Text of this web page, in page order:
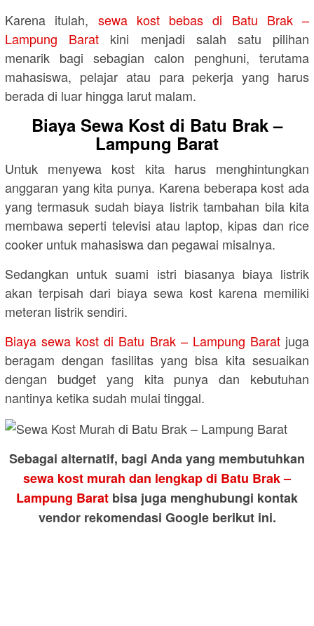
Karena itulah, sewa kost bebas di Batu Brak –
Lampung Barat kini menjadi salah satu pilihan
menarik bagi sebagian calon penghuni, terutama
mahasiswa, pelajar atau para pekerja yang harus
berada di luar hingga larut malam.
Biaya Sewa Kost di Batu Brak –
Lampung Barat
Untuk menyewa kost kita harus menghintungkan
anggaran yang kita punya. Karena beberapa kost ada
yang termasuk sudah biaya listrik tambahan bila kita
membawa seperti televisi atau laptop, kipas dan rice
cooker untuk mahasiswa dan pegawai misalnya.
Sedangkan untuk suami istri biasanya biaya listrik
akan terpisah dari biaya sewa kost karena memiliki
meteran listrik sendiri.
Biaya sewa kost di Batu Brak – Lampung Baratjuga
beragam dengan fasilitas yang bisa kita sesuaikan
dengan budget yang kita punya dan kebutuhan
nantinya ketika sudah mulai tinggal.
Sebagai alternatif, bagi Anda yang membutuhkan
sewa kost murah dan lengkap di Batu Brak –
Lampung Barat bisa juga menghubungi kontak
vendor rekomendasi Google berikut ini.